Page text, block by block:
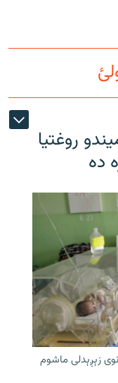
روغتیا
ده
زېږېدلی ماشوم